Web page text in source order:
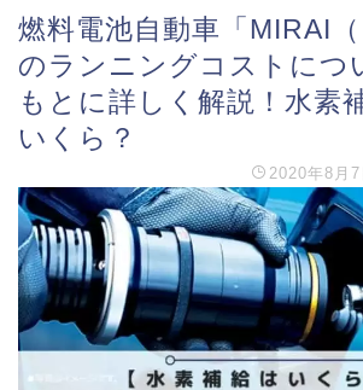
燃料電池自動車「MIRAI（
のランニングコストにつ
もとに詳しく解説！水素
いくら？
2020年8月7